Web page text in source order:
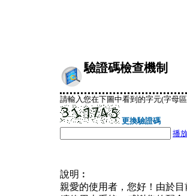
驗證碼檢查機制
請輸入您在下圖中看到的字元(字母
更換驗證碼
播
說明︰
親愛的使用者，您好！由於